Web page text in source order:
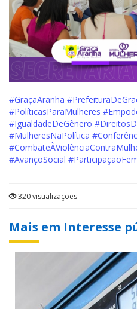
#GraçaAranha
#PolíticasParaMulheres
#IgualdadeDeGênero
#MulheresNaPolítica
#AvançoSocial
320 visualizações
Mais em Interesse